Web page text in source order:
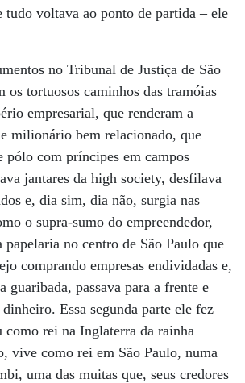
tudo voltava ao ponto de partida – ele
no Tribunal de Justiça de São
os tortuosos caminhos das tramóias
empresarial, que renderam a
milionário bem relacionado, que
pólo com príncipes em campos
jantares da high society, desfilava
e, dia sim, dia não, surgia nas
o supra-sumo do empreendedor,
papelaria no centro de São Paulo que
comprando empresas endividadas e,
guaribada, passava para a frente e
Essa segunda parte ele fez
rei na Inglaterra da rainha
vive como rei em São Paulo, numa
uma das muitas que, seus credores